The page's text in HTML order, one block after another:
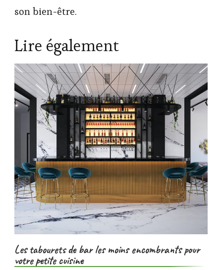
son bien-être.
Lire également
Les tabourets de bar les moins encombrants pour
votre petite cuisine